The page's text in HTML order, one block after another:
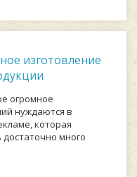
изготовление
огромное
нуждаются в
которая
много